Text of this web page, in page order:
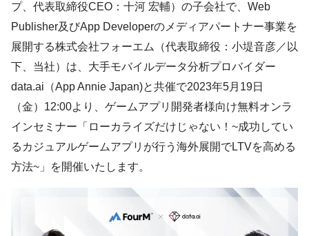
プ、代表取締役CEO：十河 宏輔）の子会社で、Web
Publisher及びApp Developerのメディアパートナー事業を
展開する株式会社フォーエム（代表取締役：小堤音彦／以
下、当社）は、大手モバイルデータ分析プロバイダー
data.ai（App Annie Japan)と共催で2023年5月19日
（金）12:00より、ゲームアプリ開発者様向け無料オンラ
インセミナー「ローカライズだけじゃない！~成功してい
るカジュアルゲームアプリが行う海外展開でLTVを高める
方法~」を開催いたします。